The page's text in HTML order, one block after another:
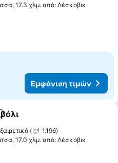
17.3 χλμ. από: Λέσκοβικ
Εμφάνιση τιμών
στα αγαπημένα
1.196
17.0 χλμ. από: Λέσκοβικ